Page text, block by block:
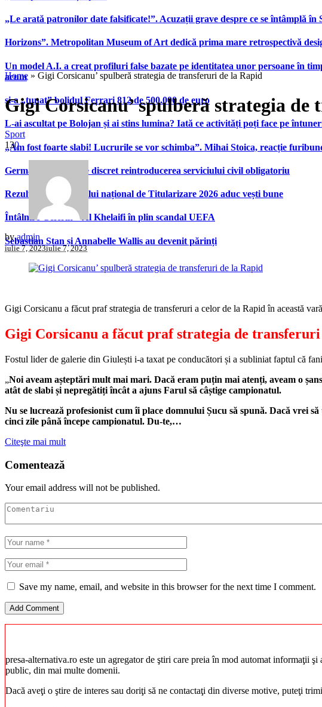
„Le arată patronilor date falsificate!”. Acuzații grave despre ce se întâmplă în
Horizons”. Metropolitan Museum of Art dedică prima mare retrospectivă
Un model A.I. a creat profiluri false bazate pe identitatea unor persoane în
acum
și-a „tunat” bolidul Ferrari 812 de 500.000 de euro
L-ai ascultat pe Bolojan și ai stins lumina? Iată ce activități poți face pe
„Am fost foarte slabi! Lucrurile se vor schimba”. Mihai Stoica, reacție
Germania pregătește discret reintroducerea serviciului civil obligatoriu
Rezultatele examenului național de Titularizare 2026 aduc vești bune
Întâlnire Ceferin – Al Khelaifi în plin scandal UEFA
Sebastian Stan și Annabelle Wallis au devenit părinți
Home » Gigi Corsicanu’ spulberă strategia de transferuri de la Rapid
Gigi Corsicanu’ spulberă strategia
Sport
130
byadmin
iulie 7, 2023iulie 7, 2023
Gigi Corsicanu a făcut praf strategia de transferuri a celor de la Rapid în această
Gigi Corsicanu a făcut praf strategia de
Fostul lider de galerie din Giulești i-a taxat pe conducători și a subliniat faptul că
„Noi aveam așteptări mult mai mari. Dacă eram puțin mai atenți, aveam o
atât de slabi și nepregătiți încât a ajuns Farul să câștige campionatul.
Nu se lucrează profesionist cum îi place domnului Șucu să spună. Dacă vrei
cinci zile până începe campionatul. Du-te,…
Citeşte mai mult
Comentează
Your email address will not be published.
Save my name, email, and website in this browser for the next time I comment.
presa-alternativa.ro este un agregator de ştiri care preia în mod automat informaţii
public, din mai multe domenii.
Dacă aveţi o ştire de interes sau doriţi să ne contactaţi din diverse motive, puteţi